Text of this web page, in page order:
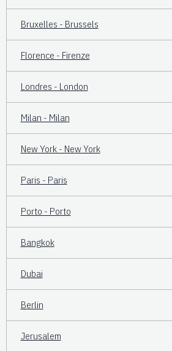
Bruxelles - Brussels
Florence - Firenze
Londres - London
Milan - Milan
New York - New York
Paris - Paris
Porto - Porto
Bangkok
Dubai
Berlin
Jerusalem